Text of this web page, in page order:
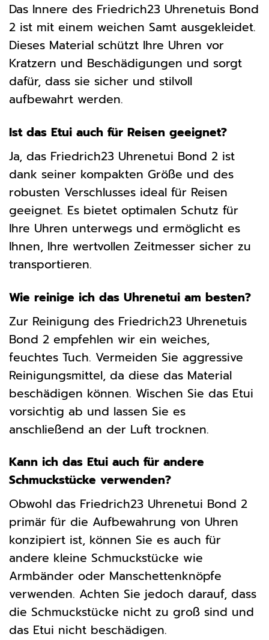
Das Innere des Friedrich23 Uhrenetuis Bond
2 ist mit einem weichen Samt ausgekleidet.
Dieses Material schützt Ihre Uhren vor
Kratzern und Beschädigungen und sorgt
dafür, dass sie sicher und stilvoll
aufbewahrt werden.
Ist das Etui auch für Reisen geeignet?
Ja, das Friedrich23 Uhrenetui Bond 2 ist
dank seiner kompakten Größe und des
robusten Verschlusses ideal für Reisen
geeignet. Es bietet optimalen Schutz für
Ihre Uhren unterwegs und ermöglicht es
Ihnen, Ihre wertvollen Zeitmesser sicher zu
transportieren.
Wie reinige ich das Uhrenetui am besten?
Zur Reinigung des Friedrich23 Uhrenetuis
Bond 2 empfehlen wir ein weiches,
feuchtes Tuch. Vermeiden Sie aggressive
Reinigungsmittel, da diese das Material
beschädigen können. Wischen Sie das Etui
vorsichtig ab und lassen Sie es
anschließend an der Luft trocknen.
Kann ich das Etui auch für andere
Schmuckstücke verwenden?
Obwohl das Friedrich23 Uhrenetui Bond 2
primär für die Aufbewahrung von Uhren
konzipiert ist, können Sie es auch für
andere kleine Schmuckstücke wie
Armbänder oder Manschettenknöpfe
verwenden. Achten Sie jedoch darauf, dass
die Schmuckstücke nicht zu groß sind und
das Etui nicht beschädigen.